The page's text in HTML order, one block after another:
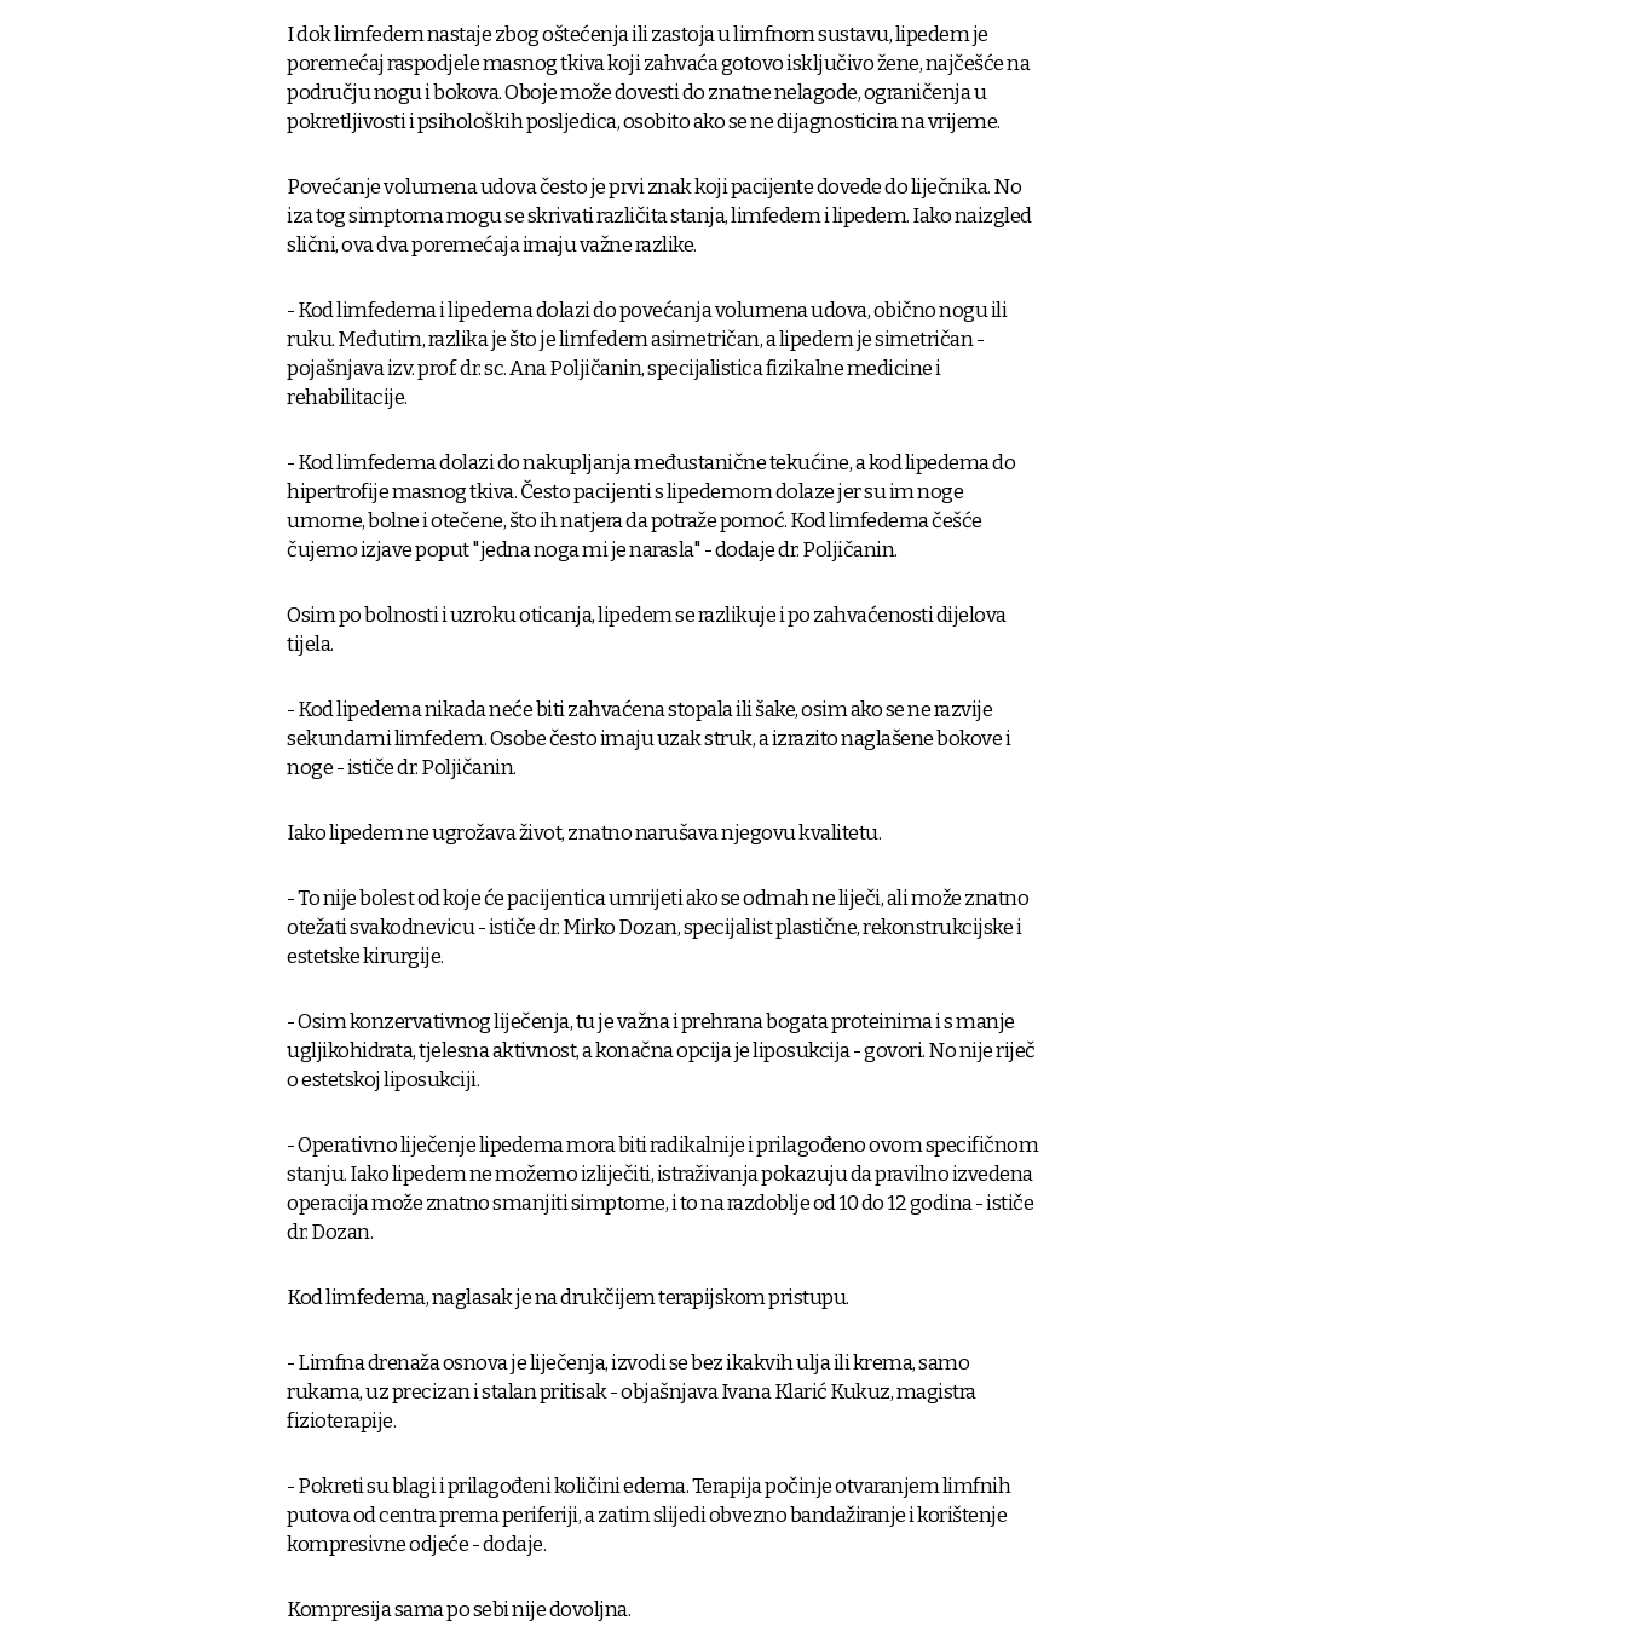
I dok limfedem nastaje zbog oštećenja ili zastoja u limfnom sustavu, lipedem je
poremećaj raspodjele masnog tkiva koji zahvaća gotovo isključivo žene, najčešće na
području nogu i bokova. Oboje može dovesti do znatne nelagode, ograničenja u
pokretljivosti i psiholoških posljedica, osobito ako se ne dijagnosticira na vrijeme.
Povećanje volumena udova često je prvi znak koji pacijente dovede do liječnika. No
iza tog simptoma mogu se skrivati različita stanja, limfedem i lipedem. Iako naizgled
slični, ova dva poremećaja imaju važne razlike.
- Kod limfedema i lipedema dolazi do povećanja volumena udova, obično nogu ili
ruku. Međutim, razlika je što je limfedem asimetričan, a lipedem je simetričan -
pojašnjava izv. prof. dr. sc. Ana Poljičanin, specijalistica fizikalne medicine i
rehabilitacije.
- Kod limfedema dolazi do nakupljanja međustanične tekućine, a kod lipedema do
hipertrofije masnog tkiva. Često pacijenti s lipedemom dolaze jer su im noge
umorne, bolne i otečene, što ih natjera da potraže pomoć. Kod limfedema češće
čujemo izjave poput "jedna noga mi je narasla" - dodaje dr. Poljičanin.
Osim po bolnosti i uzroku oticanja, lipedem se razlikuje i po zahvaćenosti dijelova
tijela.
- Kod lipedema nikada neće biti zahvaćena stopala ili šake, osim ako se ne razvije
sekundarni limfedem. Osobe često imaju uzak struk, a izrazito naglašene bokove i
noge - ističe dr. Poljičanin.
Iako lipedem ne ugrožava život, znatno narušava njegovu kvalitetu.
- To nije bolest od koje će pacijentica umrijeti ako se odmah ne liječi, ali može znatno
otežati svakodnevicu - ističe dr. Mirko Dozan, specijalist plastične, rekonstrukcijske i
estetske kirurgije.
- Osim konzervativnog liječenja, tu je važna i prehrana bogata proteinima i s manje
ugljikohidrata, tjelesna aktivnost, a konačna opcija je liposukcija - govori. No nije riječ
o estetskoj liposukciji.
- Operativno liječenje lipedema mora biti radikalnije i prilagođeno ovom specifičnom
stanju. Iako lipedem ne možemo izliječiti, istraživanja pokazuju da pravilno izvedena
operacija može znatno smanjiti simptome, i to na razdoblje od 10 do 12 godina - ističe
dr. Dozan.
Kod limfedema, naglasak je na drukčijem terapijskom pristupu.
- Limfna drenaža osnova je liječenja, izvodi se bez ikakvih ulja ili krema, samo
rukama, uz precizan i stalan pritisak - objašnjava Ivana Klarić Kukuz, magistra
fizioterapije.
- Pokreti su blagi i prilagođeni količini edema. Terapija počinje otvaranjem limfnih
putova od centra prema periferiji, a zatim slijedi obvezno bandažiranje i korištenje
kompresivne odjeće - dodaje.
Kompresija sama po sebi nije dovoljna.